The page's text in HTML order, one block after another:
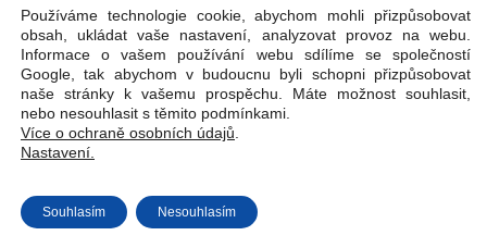
Používáme technologie cookie, abychom mohli přizpůsobovat
obsah, ukládat vaše nastavení, analyzovat provoz na webu.
Informace o vašem používání webu sdílíme se společností
Google, tak abychom v budoucnu byli schopni přizpůsobovat
naše stránky k vašemu prospěchu. Máte možnost souhlasit,
nebo nesouhlasit s těmito podmínkami.
Více o ochraně osobních údajů
Nastavení.
Souhlasím Nesouhlasím